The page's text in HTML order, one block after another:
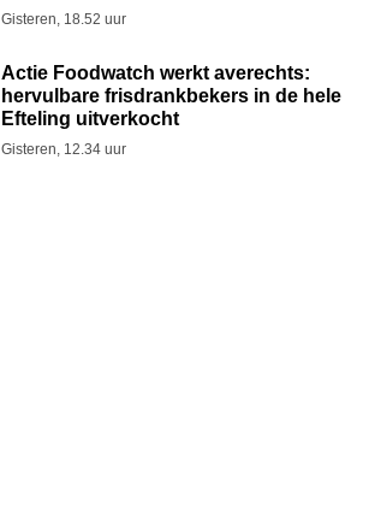
Gisteren, 18.52 uur
Actie Foodwatch werkt averechts:
hervulbare frisdrankbekers in de hele
Efteling uitverkocht
Gisteren, 12.34 uur